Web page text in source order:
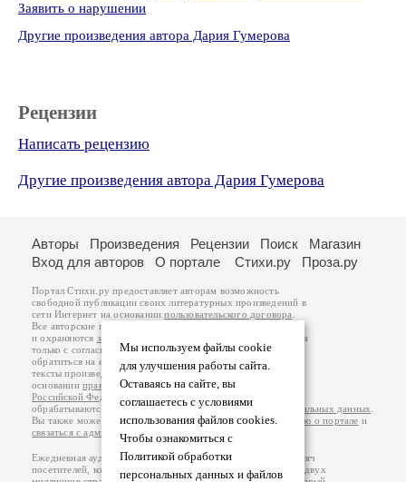
Заявить о нарушении
Другие произведения автора Дария Гумерова
Рецензии
Написать рецензию
Другие произведения автора Дария Гумерова
Мы используем файлы cookie
для улучшения работы сайта.
Оставаясь на сайте, вы
соглашаетесь с условиями
использования файлов cookies.
Чтобы ознакомиться с
Политикой обработки
персональных данных и файлов
Авторы Произведения Рецензии Поиск
Магазин
Вход для авторов
О портале Стихи.ру Проза.ру
Портал Стихи.ру предоставляет авторам возможность
свободной публикации своих литературных произведений в
сети Интернет на основаниипользовательского договора
Все авторские права на произведения принадлежат авторам
и охраняются законом
. Перепечатка произведений возможна
только с согласия его автора, к которому вы можете
обратиться на его авторской странице. Ответственность за
тексты произведений авторы несут самостоятельно на
основанииправил публикацииизаконодательства
Российской Федерации
обрабатываются на основанииПолитики обработки персональных данных
Вы также можете посмотреть более подробнуюинформацию о портале и
связаться с администрацией
Ежедневная аудитория портала Стихи.ру – порядка 200 тысяч
посетителей, которые в общей сумме просматривают более двух